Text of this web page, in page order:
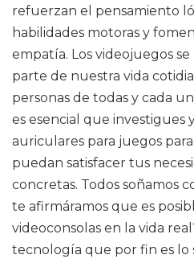
refuerzan el pensamiento
habilidades motoras y
empatía. Los videojuegos
parte de nuestra vida
personas de todas y cada
es esencial que investigues
auriculares para juegos
puedan satisfacer tus
concretas. Todos soñamos
te afirmáramos que es
videoconsolas en la vida
tecnología que por fin es